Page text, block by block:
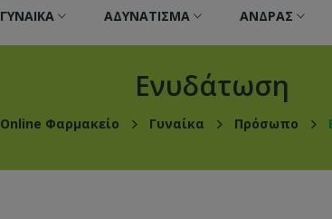
ΓΥΝΑΙΚΑ ΑΔΥΝΑΤΙΣΜΑ ΑΝΔΡΑΣ
Ενυδάτωση
Online Φαρμακείο Γυναίκα Πρόσωπο